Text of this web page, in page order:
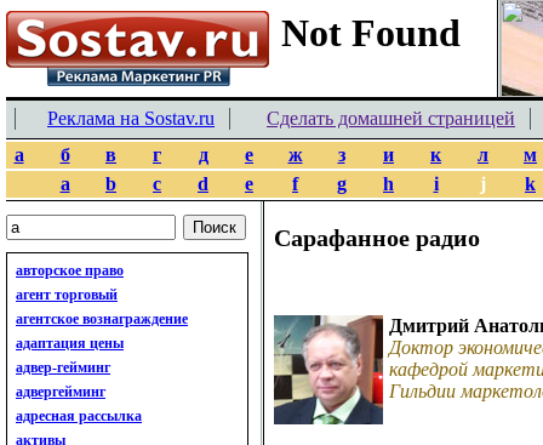
Реклама на Sostav.ru
Сделать домашней страницей
а
б в г д е ж з и к л
м
a
b c d e f g h i j k
авторское право
агент торговый
агентское вознаграждение
адаптация цены
адвер-гейминг
адвергейминг
адресная рассылка
активы
Сарафанное радио
Дмитрий
Доктор
кафедрой
Гильдии